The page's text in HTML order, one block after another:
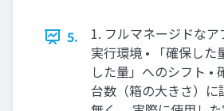
5.
1. フルマネージドな
実行環境 • 「確保した
した量」へのシフト •
台数（箱の大きさ）に